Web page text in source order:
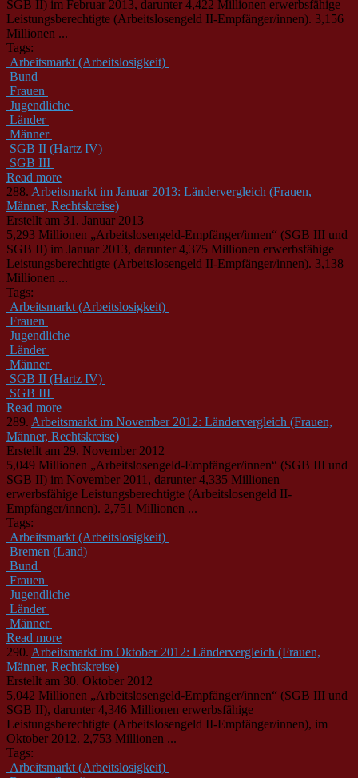
SGB II) im Februar 2013, darunter 4,422 Millionen erwerbsfähige
Leistungsberechtigte (Arbeitslosengeld II-Empfänger/innen). 3,156
Millionen ...
Tags:
Arbeitsmarkt (Arbeitslosigkeit)
Bund
Frauen
Jugendliche
Länder
Männer
SGB II (Hartz IV)
SGB III
Read more
288. Arbeitsmarkt im Januar 2013: Ländervergleich (Frauen,
Männer, Rechtskreise)
Erstellt am 31. Januar 2013
5,293 Millionen „Arbeitslosengeld-Empfänger/innen“ (SGB III und
SGB II) im Januar 2013, darunter 4,375 Millionen erwerbsfähige
Leistungsberechtigte (Arbeitslosengeld II-Empfänger/innen). 3,138
Millionen ...
Tags:
Arbeitsmarkt (Arbeitslosigkeit)
Frauen
Jugendliche
Länder
Männer
SGB II (Hartz IV)
SGB III
Read more
289. Arbeitsmarkt im November 2012: Ländervergleich (Frauen,
Männer, Rechtskreise)
Erstellt am 29. November 2012
5,049 Millionen „Arbeitslosengeld-Empfänger/innen“ (SGB III und
SGB II) im November 2011, darunter 4,335 Millionen
erwerbsfähige Leistungsberechtigte (Arbeitslosengeld II-
Empfänger/innen). 2,751 Millionen ...
Tags:
Arbeitsmarkt (Arbeitslosigkeit)
Bremen (Land)
Bund
Frauen
Jugendliche
Länder
Männer
Read more
290. Arbeitsmarkt im Oktober 2012: Ländervergleich (Frauen,
Männer, Rechtskreise)
Erstellt am 30. Oktober 2012
5,042 Millionen „Arbeitslosengeld-Empfänger/innen“ (SGB III und
SGB II), darunter 4,346 Millionen erwerbsfähige
Leistungsberechtigte (Arbeitslosengeld II-Empfänger/innen), im
Oktober 2012. 2,753 Millionen ...
Tags:
Arbeitsmarkt (Arbeitslosigkeit)